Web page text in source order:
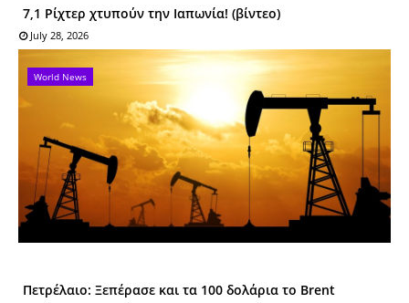
7,1 Ρίχτερ χτυπούν την Ιαπωνία! (βίντεο)
July 28, 2026
World News
Πετρέλαιο: Ξεπέρασε και τα 100 δολάρια το Brent